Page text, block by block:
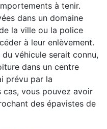
à tenir.
dans un domaine
la ville ou la police
à leur enlèvement.
véhicule serait connu,
dans un centre
prévu par la
cas, vous pouvez avoir
des épavistes de